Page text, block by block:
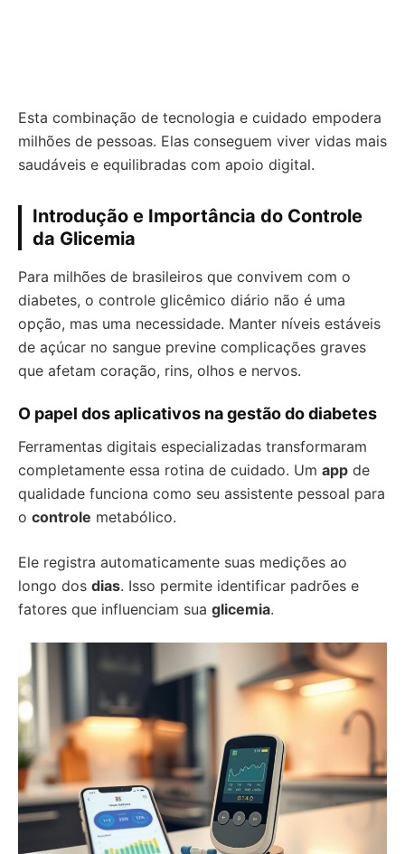
Esta combinação de tecnologia e cuidado empodera
milhões de pessoas. Elas conseguem viver vidas mais
saudáveis e equilibradas com apoio digital.
Introdução e Importância do Controle
da Glicemia
Para milhões de brasileiros que convivem com o
diabetes, o controle glicêmico diário não é uma
opção, mas uma necessidade. Manter níveis estáveis
de açúcar no sangue previne complicações graves
que afetam coração, rins, olhos e nervos.
O papel dos aplicativos na gestão do diabetes
Ferramentas digitais especializadas transformaram
completamente essa rotina de cuidado. Um app de
qualidade funciona como seu assistente pessoal para
o controle metabólico.
Ele registra automaticamente suas medições ao
longo dos dias. Isso permite identificar padrões e
fatores que influenciam sua glicemia.